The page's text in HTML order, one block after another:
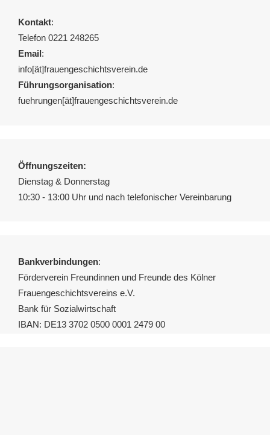
Kontakt:
Telefon 0221 248265
Email:
info[ät]frauengeschichtsverein.de
Führungsorganisation:
fuehrungen[ät]frauengeschichtsverein.de
Öffnungszeiten:
Dienstag & Donnerstag
10:30 - 13:00 Uhr und nach telefonischer Vereinbarung
Bankverbindungen:
Förderverein Freundinnen und Freunde des Kölner
Frauengeschichtsvereins e.V.
Bank für Sozialwirtschaft
IBAN: DE13 3702 0500 0001 2479 00